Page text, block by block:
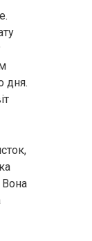
дня.
Вона